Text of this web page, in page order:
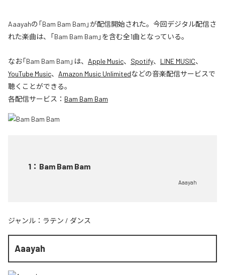
Aaayahの「Bam Bam Bam」が配信開始された。今回デジタル配信さ
れた楽曲は、「Bam Bam Bam」を含む全1曲となっている。
なお「Bam Bam Bam 」は、 Apple Music、 Spotify、 LINE MUSIC、
YouTube Music、 Amazon Music Unlimitedなどの音楽配信サービスで
聴くことができる。
各配信サービス： Bam Bam Bam
1 ： Bam Bam Bam
Aaayah
ジャンル： ラテン / ダンス
Aaayah